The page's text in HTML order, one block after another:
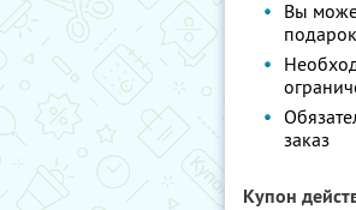
Вы
подарок
заказ
Купон